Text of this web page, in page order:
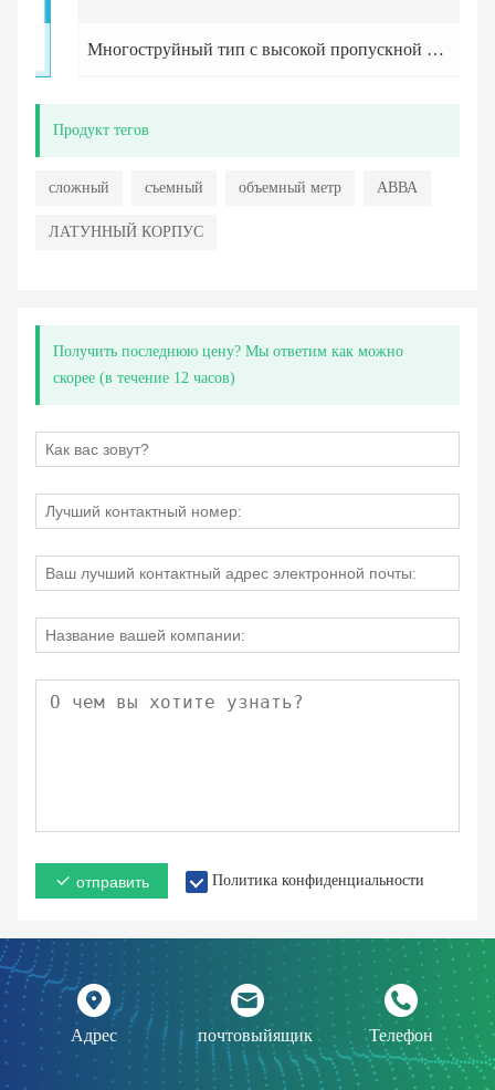
Многоструйный тип с высокой пропускной способностью Стандарт AWWA
Продукт тегов
сложный съемный объемный метр АВВА
ЛАТУННЫЙ КОРПУС
Получить последнюю цену? Мы ответим как можно
скорее (в течение 12 часов)
отправить Политика конфиденциальности
Адрес почтовыйящик Телефон